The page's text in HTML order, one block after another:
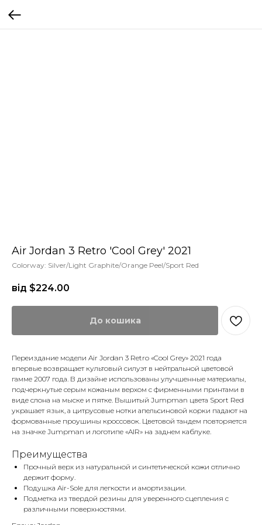
Air Jordan 3 Retro 'Cool Grey' 2021
Colorway: Silver/Light Graphite/Orange Peel/Sport Red
від $224.00
До кошика
Переиздание модели Air Jordan 3 Retro «Cool Grey» 2021 года
впервые возвращает культовый силуэт в нейтральной цветовой
гамме 2007 года. В дизайне использованы улучшенные материалы,
подчеркнутые серым кожаным верхом с фирменными принтами в
виде слона на мыске и пятке. Вышитый Jumpman цвета Sport Red
украшает язык, а цитрусовые нотки апельсиновой корки падают на
формованные проушины кроссовок. Цветовой тандем повторяется
на значке Jumpman и логотипе «AIR» на заднем каблуке.
Преимущества
Прочный верх из натуральной и синтетической кожи отлично
держит форму.
Подушка Air-Sole для легкости и амортизации.
Подметка из твердой резины для уверенного сцепления с
различными поверхностями.